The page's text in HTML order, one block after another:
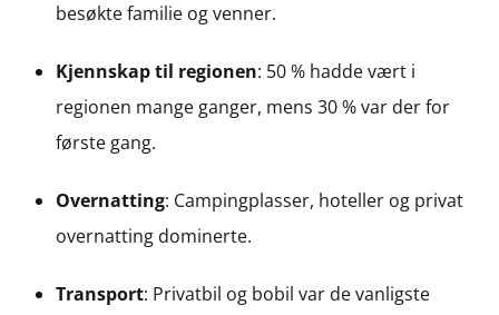
besøkte familie og venner.
Kjennskap til regionen: 50 % hadde vært i
regionen mange ganger, mens 30 % var der for
første gang.
Overnatting: Campingplasser, hoteller og privat
overnatting dominerte.
Transport: Privatbil og bobil var de vanligste